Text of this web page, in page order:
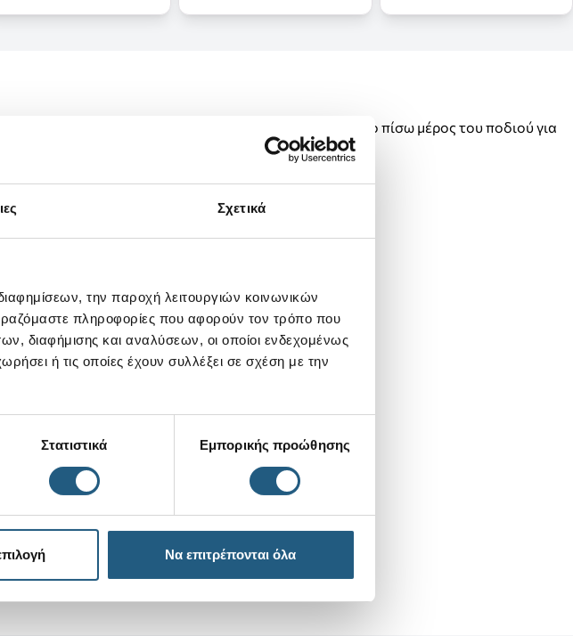
Σχετικά
την παροχή λειτουργιών κοινωνικών
πληροφορίες που αφορούν τον τρόπο που
διαφήμισης και αναλύσεων, οι οποίοι ενδεχομένως
ή τις οποίες έχουν συλλέξει σε σχέση με την
Στατιστικά Εμπορικής προώθησης
Να επιτρέπονται όλα
και με λουράκι που μπορείτε να το φορέσετε στο πίσω μέρος του ποδιού για